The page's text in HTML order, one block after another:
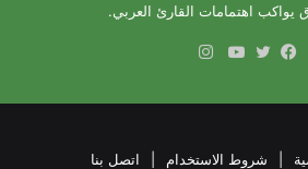
يواكب اهتمامات القارئ العربي.
شروط الاستخدام اتصل بنا